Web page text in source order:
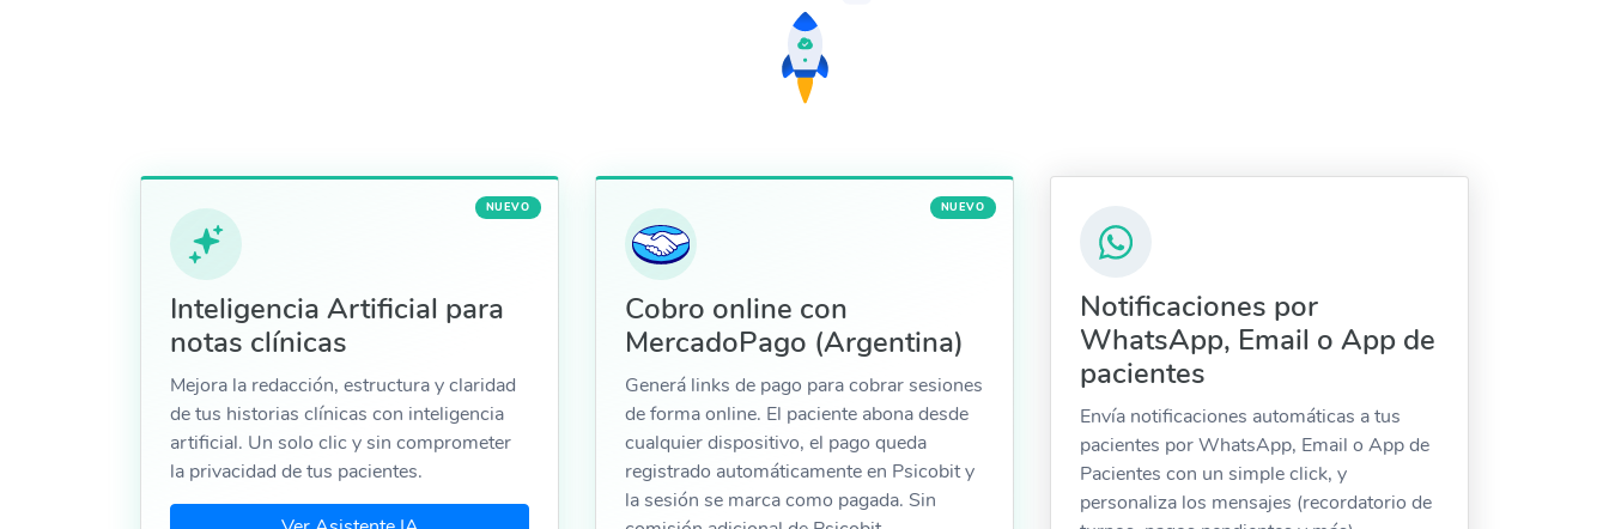
NUEVO
Inteligencia Artificial para
notas clínicas
Mejora la redacción, estructura y claridad
de tus historias clínicas con inteligencia
artificial. Un solo clic y sin comprometer
la privacidad de tus pacientes.
NUEVO
Cobro online con
MercadoPago (Argentina)
Generá links de pago para cobrar sesiones
de forma online. El paciente abona desde
cualquier dispositivo, el pago queda
registrado automáticamente en Psicobit y
la sesión se marca como pagada. Sin
Notificaciones por
WhatsApp, Email o App de
pacientes
Envía notificaciones automáticas a tus
pacientes por WhatsApp, Email o App de
Pacientes con un simple click, y
personaliza los mensajes (recordatorio de